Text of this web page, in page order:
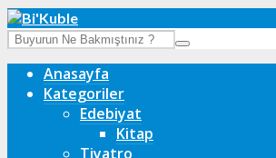
Anasayfa
Kategoriler
Edebiyat
Kitap
Tiyatro